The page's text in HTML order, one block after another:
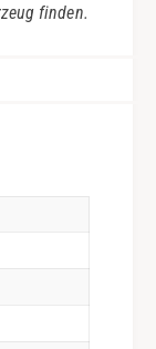
finden.